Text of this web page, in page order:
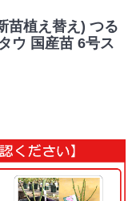
苗植え替え) つる
ウ 国産苗 6号ス